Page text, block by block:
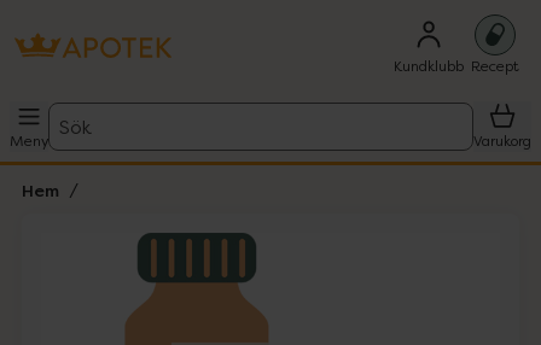
Kundklubb Recept
Meny
Sök
Varukorg
Hem
Lista: . Innehåller 1 objekt.